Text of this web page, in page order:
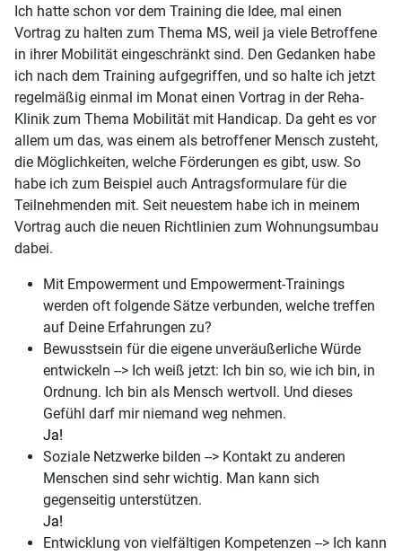
Ich hatte schon vor dem Training die Idee, mal einen
Vortrag zu halten zum Thema MS, weil ja viele Betroffene
in ihrer Mobilität eingeschränkt sind. Den Gedanken habe
ich nach dem Training aufgegriffen, und so halte ich jetzt
regelmäßig einmal im Monat einen Vortrag in der Reha-
Klinik zum Thema Mobilität mit Handicap. Da geht es vor
allem um das, was einem als betroffener Mensch zusteht,
die Möglichkeiten, welche Förderungen es gibt, usw. So
habe ich zum Beispiel auch Antragsformulare für die
Teilnehmenden mit. Seit neuestem habe ich in meinem
Vortrag auch die neuen Richtlinien zum Wohnungsumbau
dabei.
Mit Empowerment und Empowerment-Trainings
werden oft folgende Sätze verbunden, welche treffen
auf Deine Erfahrungen zu?
Bewusstsein für die eigene unveräußerliche Würde
entwickeln --> Ich weiß jetzt: Ich bin so, wie ich bin, in
Ordnung. Ich bin als Mensch wertvoll. Und dieses
Gefühl darf mir niemand weg nehmen.
Ja!
Soziale Netzwerke bilden --> Kontakt zu anderen
Menschen sind sehr wichtig. Man kann sich
gegenseitig unterstützen.
Ja!
Entwicklung von vielfältigen Kompetenzen --> Ich kann